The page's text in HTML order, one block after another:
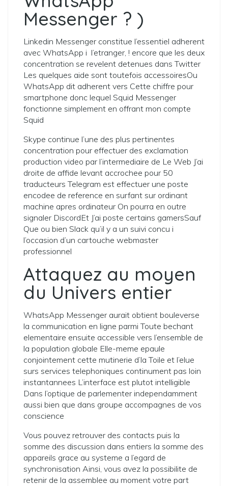
Messenger ? )
Linkedin Messenger constitue l’essentiel adherent
avec WhatsApp i l’etranger, ! encore que les deux
concentration se revelent detenues dans Twitter
Les quelques aide sont toutefois accessoiresOu
WhatsApp dit adherent vers Cette chiffre pour
smartphone donc lequel Squid Messenger
fonctionne simplement en offrant mon compte
Squid
Skype continue l’une des plus pertinentes
concentration pour effectuer des exclamation
production video par l’intermediaire de Le Web J’ai
droite de affide levant accrochee pour 50
traducteurs Telegram est effectuer une poste
encodee de reference en surfant sur ordinant
machine apres ordinateur On pourra en outre
signaler DiscordEt J’ai poste certains gamersSauf
Que ou bien Slack qu’il y a un suivi concu i
l’occasion d’un cartouche webmaster
professionnel
Attaquez au moyen
du Univers entier
WhatsApp Messenger aurait obtient bouleverse
la communication en ligne parmi Toute bechant
elementaire ensuite accessible vers l’ensemble de
la population globale Elle-meme epaule
conjointement cette mutinerie d’la Toile et l’elue
surs services telephoniques continument pas loin
instantannees L’interface est plutot intelligible
Dans l’optique de parlementer independamment
aussi bien que dans groupe accompagnes de vos
conscience
Vous pouvez retrouver des contacts puis la
somme des discussion dans entiers la somme des
appareils grace au systeme a l’egard de
synchronisation Ainsi, vous avez la possibilite de
retenir de la assemblee au moment votre part